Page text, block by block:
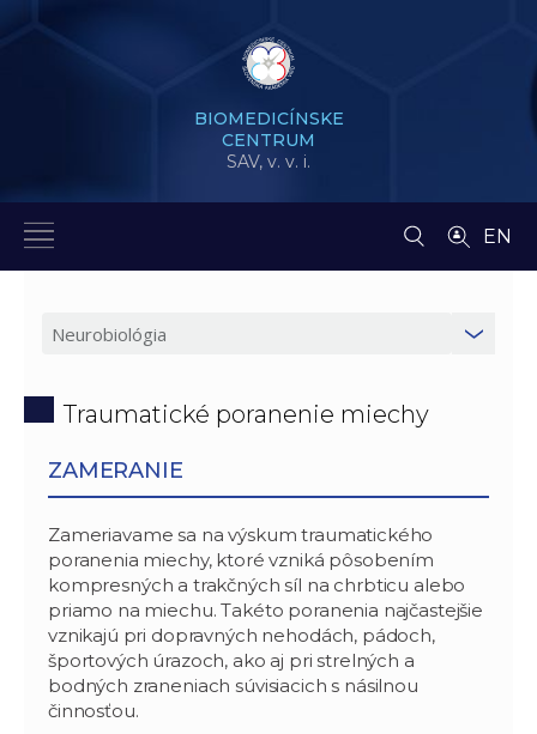
BIOMEDICÍNSKE
CENTRUM
SAV, v. v. i.
EN
Traumatické poranenie miechy
ZAMERANIE
Zameriavame sa na výskum traumatického
poranenia miechy, ktoré vzniká pôsobením
kompresných a trakčných síl na chrbticu alebo
priamo na miechu. Takéto poranenia najčastejšie
vznikajú pri dopravných nehodách, pádoch,
športových úrazoch, ako aj pri strelných a
bodných zraneniach súvisiacich s násilnou
činnosťou.